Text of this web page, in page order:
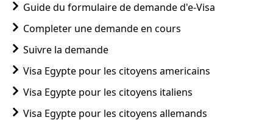
Guide du formulaire de demande d'e-Visa
Completer une demande en cours
Suivre la demande
Visa Egypte pour les citoyens americains
Visa Egypte pour les citoyens italiens
Visa Egypte pour les citoyens allemands